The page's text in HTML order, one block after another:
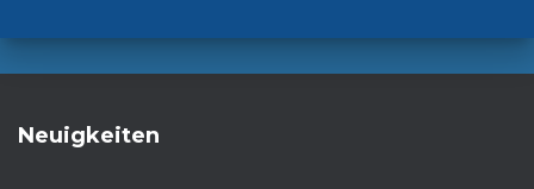
Neuigkeiten